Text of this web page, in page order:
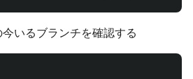
いるブランチを確認する